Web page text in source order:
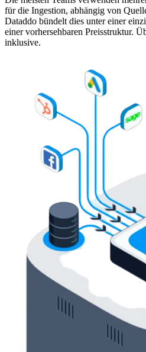
für die Ingestion, abhängig von
Dataddo bündelt dies unter einer
einer vorhersehbaren Preisstruktur.
inklusive.